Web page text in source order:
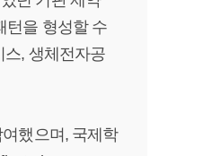
턴을 형성할 수
스, 생체전자공
했으며, 국제학